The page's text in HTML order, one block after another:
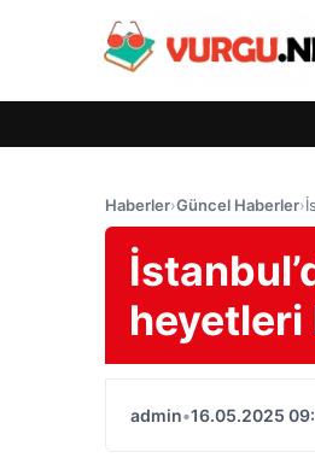
Haberler›Güncel Haberler›
heyetleri
admin•16.05.2025